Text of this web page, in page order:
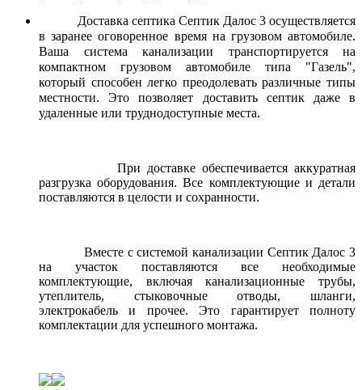
Доставка септика Септик Далос 3 осуществляется
в заранее оговоренное время на грузовом автомобиле.
Ваша система канализации транспортируется на
компактном грузовом автомобиле типа "Газель",
который способен легко преодолевать различные типы
местности. Это позволяет доставить септик даже в
удаленные или труднодоступные места.
При доставке обеспечивается аккуратная
разгрузка оборудования. Все комплектующие и детали
поставляются в целости и сохранности.
Вместе с системой канализации Септик Далос 3
на участок поставляются все необходимые
комплектующие, включая канализационные трубы,
утеплитель, стыковочные отводы, шланги,
электрокабель и прочее. Это гарантирует полноту
комплектации для успешного монтажа.